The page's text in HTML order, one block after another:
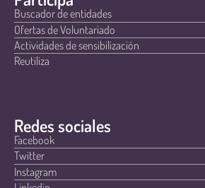
Buscador de entidades
Ofertas de Voluntariado
Actividades de sensibilización
Reutiliza
Redes sociales
Facebook
Twitter
Instagram